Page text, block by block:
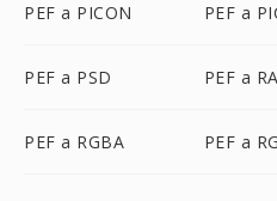
PEF a PICON PEF a
PEF a PSD PEF a
PEF a RGBA PEF a